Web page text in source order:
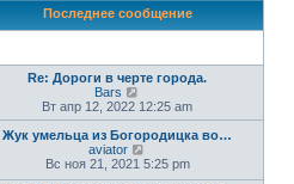
Последнее сообщение
Re: Дороги в черте города.
Bars
е
р
е
й
т
и
Вт апр 12, 2022 12:25 am
Жук умельца из Богородицка во…
aviator
е
р
Вс ноя 21, 2021 5:25 pm